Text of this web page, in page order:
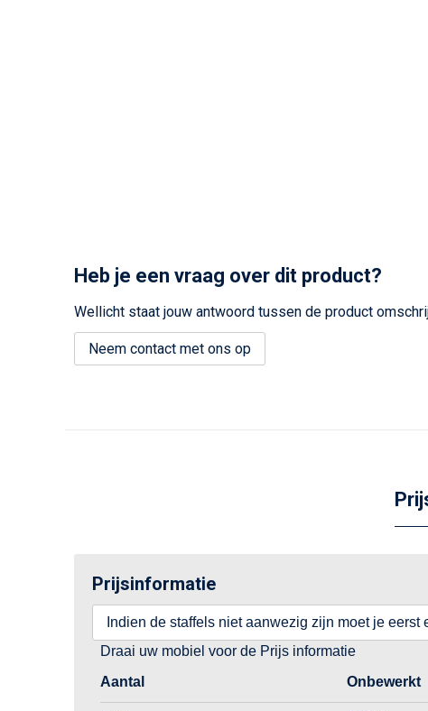
Heb je een vraag over dit product?
Wellicht staat jouw antwoord tussen de product
Neem contact met ons op
Prijsinformatie
Indien de staffels niet aanwezig zijn moet je
Draai uw mobiel voor de Prijs informatie
Aantal
Onbewerkt